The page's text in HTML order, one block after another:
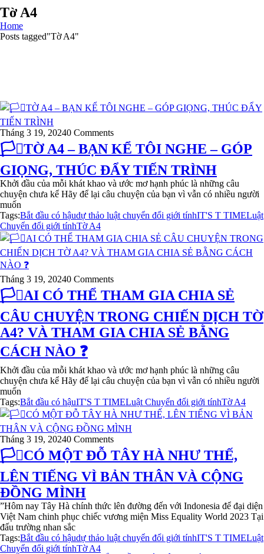
Tờ A4
Home
Posts tagged"Tờ A4"
Tháng 3 19, 20240 Comments
🏳️‍⚧️TỜ A4 – BẠN KỂ TÔI NGHE – GÓP
GIỌNG, THÚC ĐẨY TIẾN TRÌNH
Khởi đầu của mỗi khát khao và ước mơ hạnh phúc là những câu
chuyện chưa kể Hãy để lại câu chuyện của bạn vì vẫn có nhiều người
muốn
Tags:Bắt đầu có hậudự thảo luật chuyển đổi giới tínhIT'S T TIMELuật
Chuyển đổi giới tínhTờ A4
Tháng 3 19, 20240 Comments
🏳️‍⚧️AI CÓ THỂ THAM GIA CHIA SẺ
CÂU CHUYỆN TRONG CHIẾN DỊCH TỜ
A4? VÀ THAM GIA CHIA SẺ BẰNG
CÁCH NÀO ❓
Khởi đầu của mỗi khát khao và ước mơ hạnh phúc là những câu
chuyện chưa kể Hãy để lại câu chuyện của bạn vì vẫn có nhiều người
muốn
Tags:Bắt đầu có hậuIT'S T TIMELuật Chuyển đổi giới tínhTờ A4
Tháng 3 19, 20240 Comments
🏳️‍⚧️CÓ MỘT ĐỖ TÂY HÀ NHƯ THẾ,
LÊN TIẾNG VÌ BẢN THÂN VÀ CỘNG
ĐỒNG MÌNH
​​”Hôm nay Tây Hà chính thức lên đường đến với Indonesia để đại diện
Việt Nam chinh phục chiếc vương miện Miss Equality World 2023 Tại
đấu trường nhan sắc
Tags:Bắt đầu có hậudự thảo luật chuyển đổi giới tínhIT'S T TIMELuật
Chuyển đổi giới tínhTờ A4